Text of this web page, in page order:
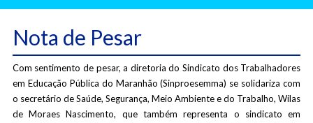
Nota de Pesar
Com sentimento de pesar, a diretoria do Sindicato dos Trabalhadores
em Educação Pública do Maranhão (Sinproesemma) se solidariza com
o secretário de Saúde, Segurança, Meio Ambiente e do Trabalho, Wilas
de Moraes Nascimento, que também representa o sindicato em